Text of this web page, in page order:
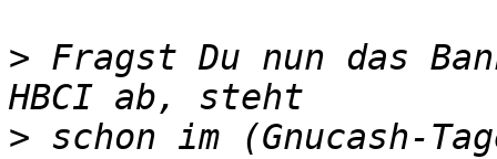
> Fragst Du nun das
> schon im (Gnucash-